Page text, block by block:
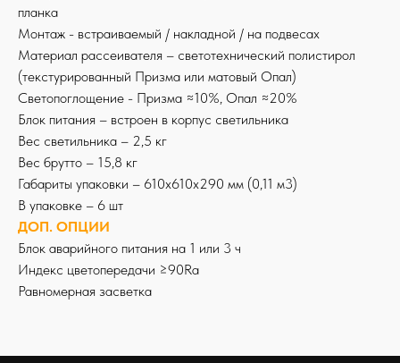
планка
Монтаж - встраиваемый / накладной / на подвесах
Материал рассеивателя – светотехнический полистирол
(текстурированный Призма или матовый Опал)
Светопоглощение - Призма ≈10%, Опал ≈20%
Блок питания – встроен в корпус светильника
Вес светильника – 2,5 кг
Вес брутто – 15,8 кг
Габариты упаковки – 610х610х290 мм (0,11 м3)
В упаковке – 6 шт
ДОП. ОПЦИИ
Блок аварийного питания на 1 или 3 ч
Индекс цветопередачи ≥90Ra
Равномерная засветка